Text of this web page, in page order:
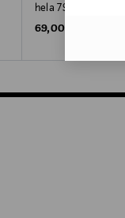
hela 793913C01
Original Price
69,00 €